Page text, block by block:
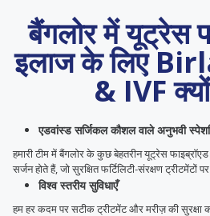
बैंगलोर में यूट्रेस
इलाज के लिए
& IVF
एडवांस्ड सर्जिकल कौशल वाले अनुभवी
हमारी टीम में बैंगलोर के कुछ बेहतरीन यूट्रेस
सर्जन होते हैं, जो सुरक्षित फर्टिलिटी-संरक्षण ट्रीटमेंटों
विश्व स्तरीय सुविधाएँ
हम हर कदम पर सटीक ट्रीटमेंट और मरीज़ की सुरक्षा